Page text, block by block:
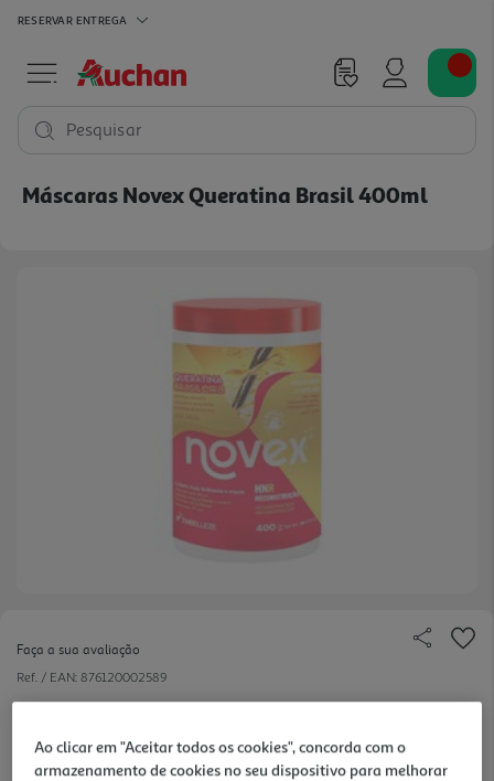
RESERVAR ENTREGA
Pesquisar
Máscaras Novex Queratina Brasil 400ml
Faça a sua avaliação
Ref. / EAN: 876120002589
Ao clicar em "Aceitar todos os cookies", concorda com o
armazenamento de cookies no seu dispositivo para melhorar